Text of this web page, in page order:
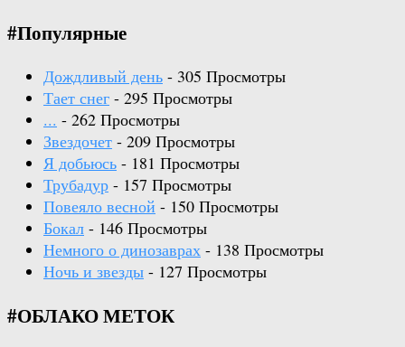
#Популярные
Дождливый день - 305 Просмотры
Тает снег - 295 Просмотры
... - 262 Просмотры
Звездочет - 209 Просмотры
Я добьюсь - 181 Просмотры
Трубадур - 157 Просмотры
Повеяло весной - 150 Просмотры
Бокал - 146 Просмотры
Немного о динозаврах - 138 Просмотры
Ночь и звезды - 127 Просмотры
#ОБЛАКО МЕТОК